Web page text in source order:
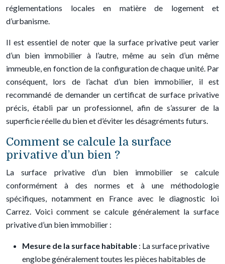
réglementations locales en matière de logement et
d’urbanisme.
Il est essentiel de noter que la surface privative peut varier
d’un bien immobilier à l’autre, même au sein d’un même
immeuble, en fonction de la configuration de chaque unité. Par
conséquent, lors de l’achat d’un bien immobilier, il est
recommandé de demander un certificat de surface privative
précis, établi par un professionnel, afin de s’assurer de la
superficie réelle du bien et d’éviter les désagréments futurs.
Comment se calcule la surface
privative d’un bien ?
La surface privative d’un bien immobilier se calcule
conformément à des normes et à une méthodologie
spécifiques, notamment en France avec le diagnostic loi
Carrez. Voici comment se calcule généralement la surface
privative d’un bien immobilier :
Mesure de la surface habitable : La surface privative
englobe généralement toutes les pièces habitables de